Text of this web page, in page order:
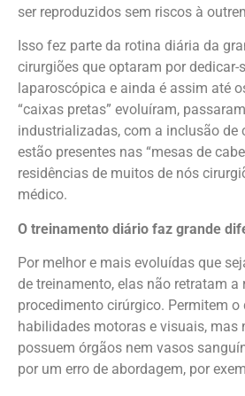
ser reproduzidos sem riscos à
Isso fez parte da rotina diária da
cirurgiões que optaram por dedicar-
laparoscópica e ainda é assim até
“caixas pretas” evoluíram,
industrializadas, com a inclusão de
estão presentes nas “mesas de
residências de muitos de nós
médico.
O treinamento diário faz grande
Por melhor e mais evoluídas que
de treinamento, elas não retratam a
procedimento cirúrgico. Permitem
habilidades motoras e visuais, mas
possuem órgãos nem vasos
por um erro de abordagem, por